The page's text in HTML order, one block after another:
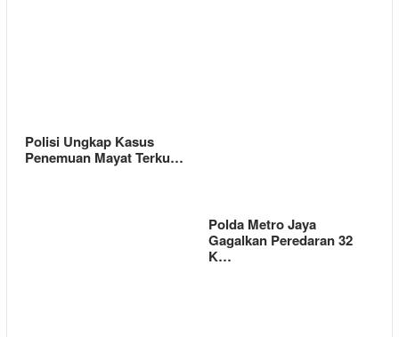
Polisi Ungkap Kasus
Penemuan Mayat Terku…
Polda Metro Jaya
Gagalkan Peredaran 32
K…